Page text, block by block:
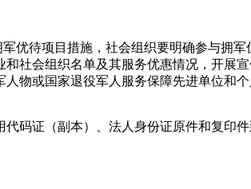
优待项目措施，社会组织要明确参与拥
社会组织名单及其服务优惠情况，开展
物或国家退役军人服务保障先进单位和个
码证（副本）、法人身份证原件和复印